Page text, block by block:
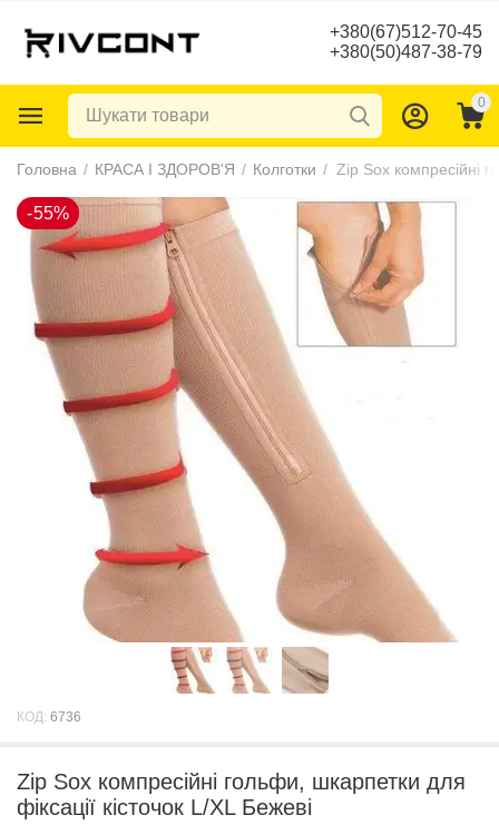
+380(67)512-70-45
+380(50)487-38-79
0
Головна / КРАСА І ЗДОРОВ'Я / Колготки /
КОД: 6736
Zip Sox компресійні гольфи, шкарпетки для
фіксації кісточок L/XL Бежеві